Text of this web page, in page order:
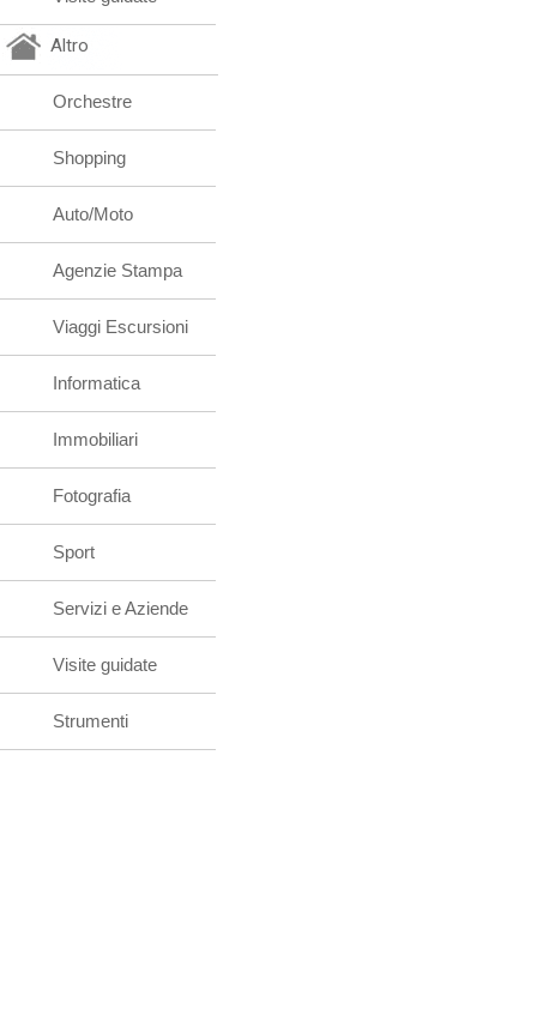
Altro
Orchestre
Shopping
Auto/Moto
Agenzie Stampa
Viaggi Escursioni
Informatica
Immobiliari
Fotografia
Sport
Servizi e Aziende
Visite guidate
Strumenti